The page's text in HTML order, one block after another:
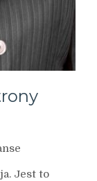
Jest to